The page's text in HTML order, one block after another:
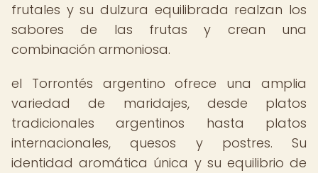
frutales y su dulzura equilibrada realzan los
sabores de las frutas y crean una
combinación armoniosa.
el Torrontés argentino ofrece una amplia
variedad de maridajes, desde platos
tradicionales argentinos hasta platos
internacionales, quesos y postres. Su
identidad aromática única y su equilibrio de